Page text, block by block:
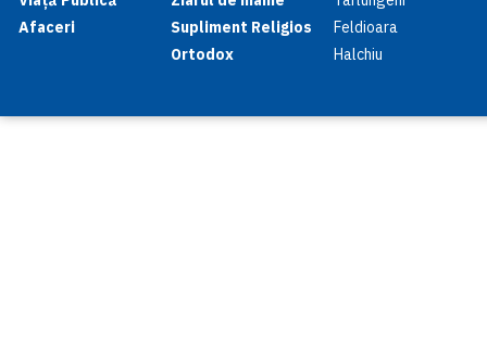
Afaceri
Supliment Religios
Ortodox
Feldioara
Halchiu